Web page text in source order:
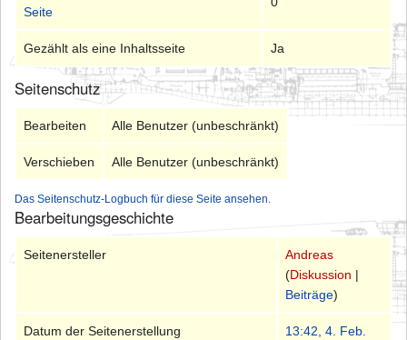
Seite
Gezählt als eine Inhaltsseite Ja
Seitenschutz
Bearbeiten Alle Benutzer (unbeschränkt)
Verschieben Alle Benutzer (unbeschränkt)
Das Seitenschutz-Logbuch für diese Seite ansehen.
Bearbeitungsgeschichte
Seitenersteller
Andreas
(Diskussion |
Beiträge)
Datum der Seitenerstellung
13:42, 4. Feb.